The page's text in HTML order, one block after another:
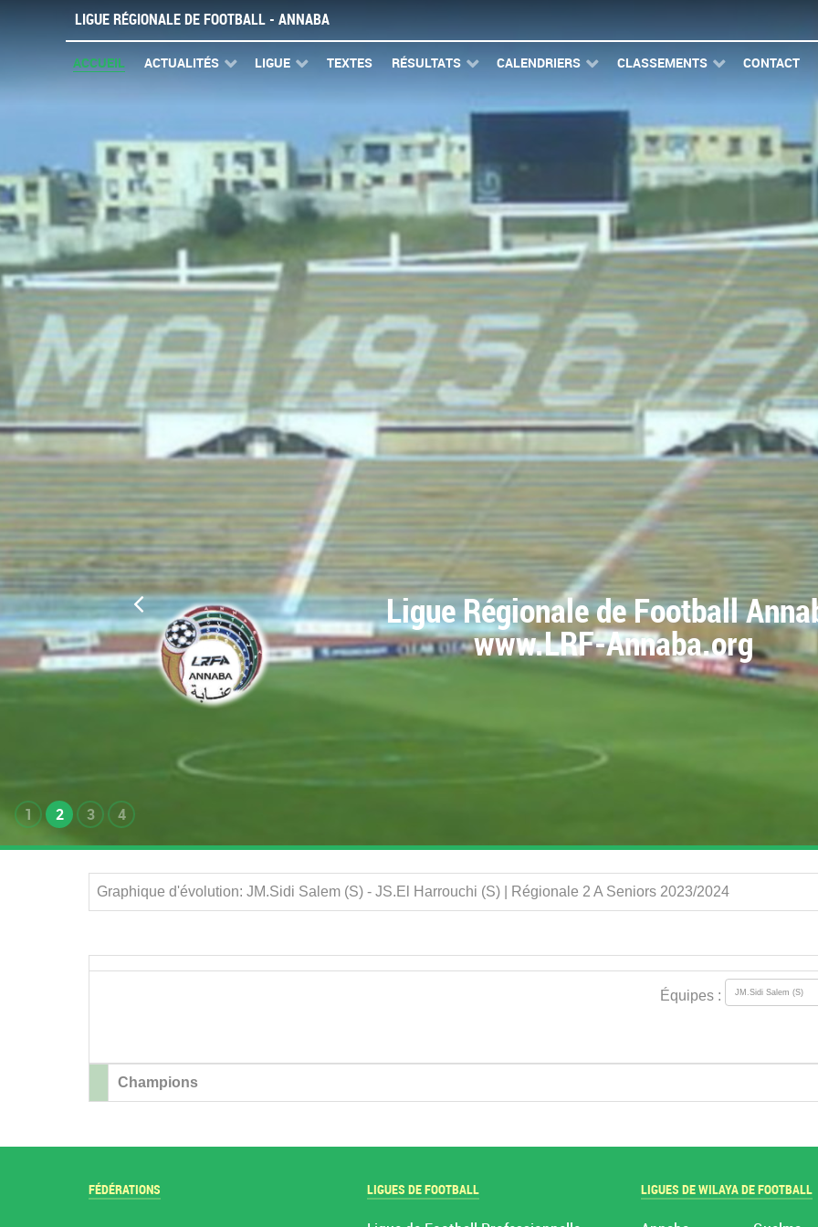
LIGUE RÉGIONALE DE FOOTBALL - ANNABA
ACCUEIL ACTUALITÉS LIGUE TEXTES RÉSULTATS CALENDRIERS CLASSEMENTS CONTACT
Ligue Régionale de Football
www.LRF-Annaba.org
1 2 3 4
Graphique d'évolution: JM.Sidi Salem (S) - JS.El Harrouchi (S) | Régionale 2 A Seniors 2023/2024
Équipes :
Champions
FÉDÉRATIONS LIGUES DE FOOTBALL LIGUES DE WILAYA DE FOOTBALL